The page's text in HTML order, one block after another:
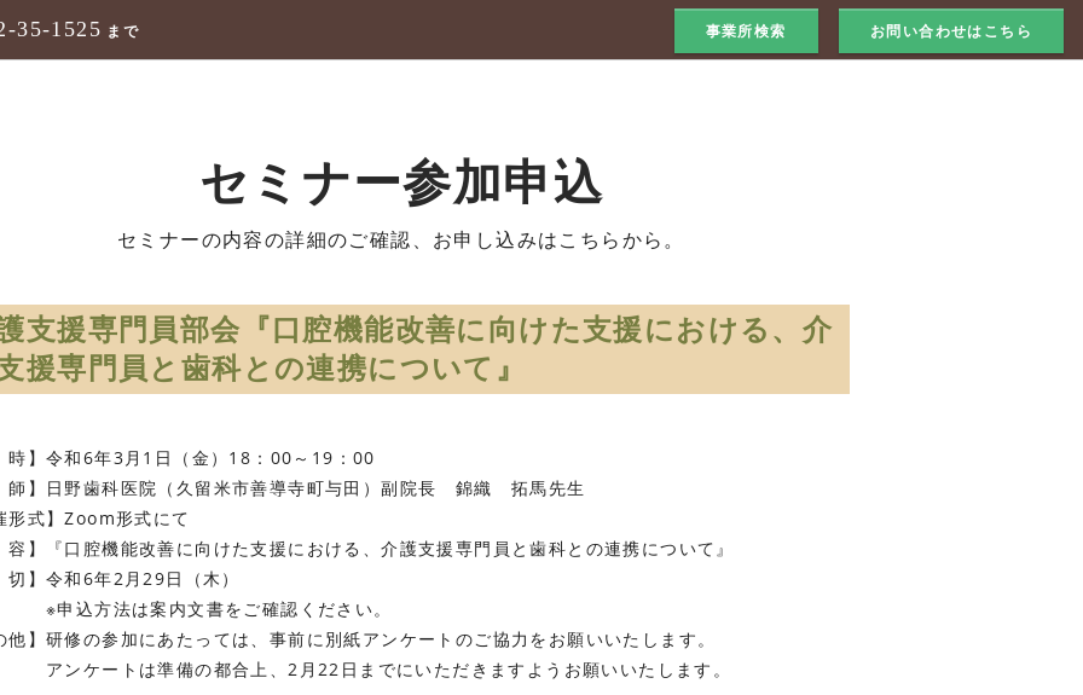
35-1525 まで 事業所検索 お問い合わせはこちら
セミナー参加申込
セミナーの内容の詳細のご確認、お申し込みはこちらから。
支援専門員部会『口腔機能改善に向けた支援における、介
援専門員と歯科との連携について』
】令和6年3月1日（金）18：00～19：00
】日野歯科医院（久留米市善導寺町与田）副院長 錦織 拓馬先生
形式】Zoom形式にて
】『口腔機能改善に向けた支援における、介護支援専門員と歯科との連携について』
】令和6年2月29日（木）
方法は案内文書をご確認ください。
他】研修の参加にあたっては、事前に別紙アンケートのご協力をお願いいたします。
ートは準備の都合上、2月22日までにいただきますようお願いいたします。